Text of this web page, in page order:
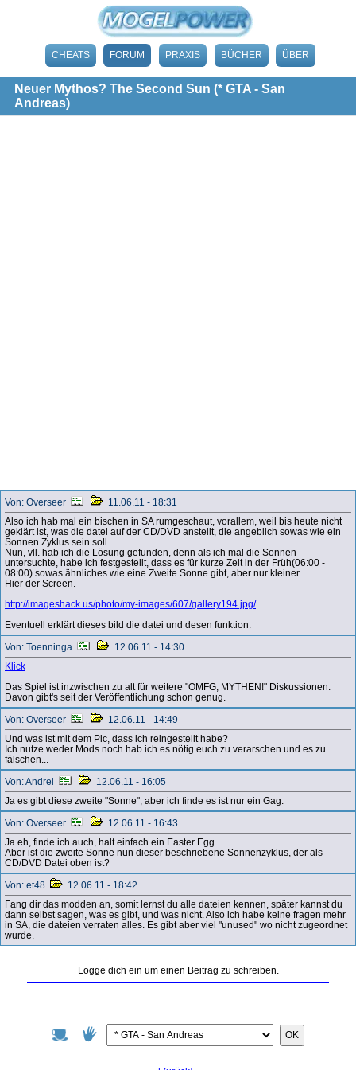
CHEATS FORUM PRAXIS BÜCHER ÜBER
Neuer Mythos? The Second Sun (* GTA - San
Andreas)
OK
Von: Overseer
11.06.11 - 18:31
Also ich hab mal ein bischen in SA rumgeschaut, vorallem, weil bis heute nicht
geklärt ist, was die datei auf der CD/DVD anstellt, die angeblich sowas wie ein
Sonnen Zyklus sein soll.
Nun, vll. hab ich die Lösung gefunden, denn als ich mal die Sonnen
untersuchte, habe ich festgestellt, dass es für kurze Zeit in der Früh(06:00 -
08:00) sowas ähnliches wie eine Zweite Sonne gibt, aber nur kleiner.
Hier der Screen.
http://imageshack.us/photo/my-images/607/gallery194.jpg/
Eventuell erklärt dieses bild die datei und desen funktion.
Von: Toenninga
12.06.11 - 14:30
Klick
Das Spiel ist inzwischen zu alt für weitere "OMFG, MYTHEN!" Diskussionen.
Davon gibt's seit der Veröffentlichung schon genug.
Von: Overseer
12.06.11 - 14:49
Und was ist mit dem Pic, dass ich reingestellt habe?
Ich nutze weder Mods noch hab ich es nötig euch zu verarschen und es zu
fälschen...
Von: Andrei
12.06.11 - 16:05
Ja es gibt diese zweite "Sonne", aber ich finde es ist nur ein Gag.
Von: Overseer
12.06.11 - 16:43
Ja eh, finde ich auch, halt einfach ein Easter Egg.
Aber ist die zweite Sonne nun dieser beschriebene Sonnenzyklus, der als
CD/DVD Datei oben ist?
Von: et48
12.06.11 - 18:42
Fang dir das modden an, somit lernst du alle dateien kennen, später kannst du
dann selbst sagen, was es gibt, und was nicht. Also ich habe keine fragen mehr
in SA, die dateien verraten alles. Es gibt aber viel "unused" wo nicht zugeordnet
wurde.
Logge dich ein um einen Beitrag zu schreiben.